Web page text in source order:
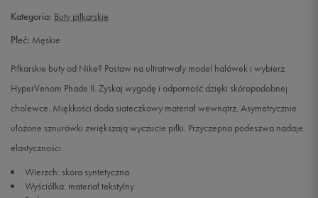
43 27,5 cm
44
44,5 28,5 cm Powiadom o dostępności
29 cm
46 30 cm
Kategoria: Buty piłkarskie
Płeć: Męskie
Piłkarskie buty od Nike? Postaw na ultratrwały model halówek i wybierz
HyperVenom Phade II. Zyskaj wygodę i odporność dzięki skóropodobnej
cholewce. Miękkości doda siateczkowy materiał wewnątrz. Asymetrycznie
ułożone sznurówki zwiększają wyczucie piłki. Przyczepna podeszwa nadaje
elastyczności.
Wierzch: skóra syntetyczna
Wyściółka: materiał tekstylny